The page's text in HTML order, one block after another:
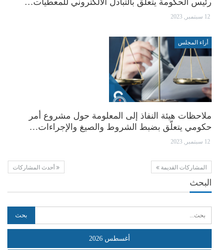
12 سبتمبر, 2023
أراء المجلس
ملاحظات هيئة النفاذ إلى المعلومة حول مشروع أمر
حكومي يتعلّق بضبط الشروط والصيغ والإجراءات…
12 سبتمبر, 2023
المشاركات القديمة أحدث المشاركات
البحث
أغسطس 2026